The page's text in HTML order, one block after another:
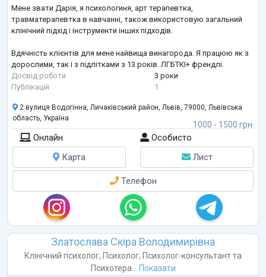
Мене звати Дарія, я психологиня, арт терапевтка,
травматерапевтка в навчанні, також використовую загальний
клінічний підхід і інструменти інших підходів.
Вдячність клієнтів для мене найвища винагорода. Я працюю як з
дорослими, так і з підлітками з 13 років. ЛГБТКІ+ френдлі.
Досвід роботи
3 роки
Публікацій
1
1000 - 1500 грн
2 вулиця Водогінна, Личаківський район, Львів, 79000, Львівська
область, Україна
Онлайн
Особисто
Карта
Лист
Телефон
Златослава Скіра Володимирівна
Клінічний психолог, Психолог, Психолог-консультантта
Психотера... Показати